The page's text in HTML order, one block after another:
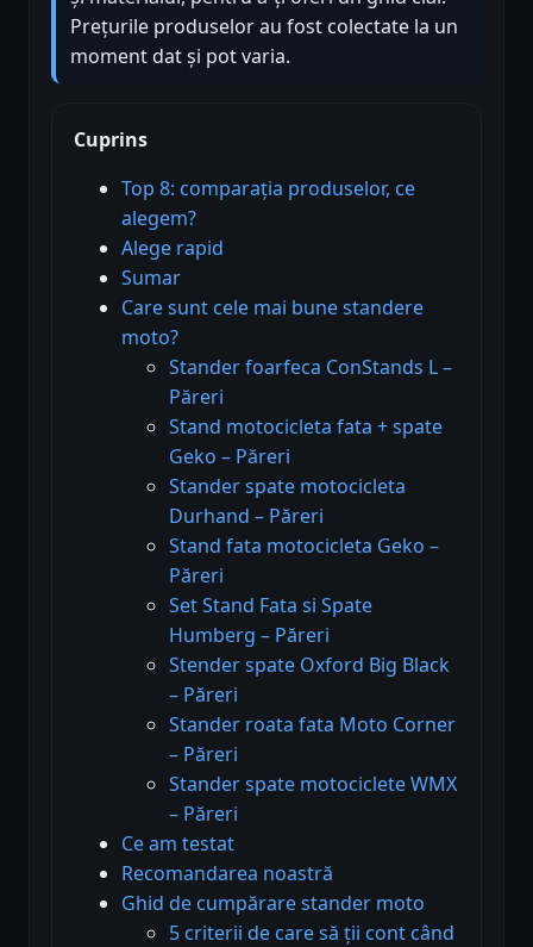
Prețurile produselor au fost colectate la un
moment dat și pot varia.
Cuprins
Top 8: comparația produselor, ce
alegem?
Alege rapid
Sumar
Care sunt cele mai bune standere
moto?
Stander foarfeca ConStands L –
Păreri
Stand motocicleta fata + spate
Geko – Păreri
Stander spate motocicleta
Durhand – Păreri
Stand fata motocicleta Geko –
Păreri
Set Stand Fata si Spate
Humberg – Păreri
Stender spate Oxford Big Black
– Păreri
Stander roata fata Moto Corner
– Păreri
Stander spate motociclete WMX
– Păreri
Ce am testat
Recomandarea noastră
Ghid de cumpărare stander moto
5 criterii de care să ții cont când